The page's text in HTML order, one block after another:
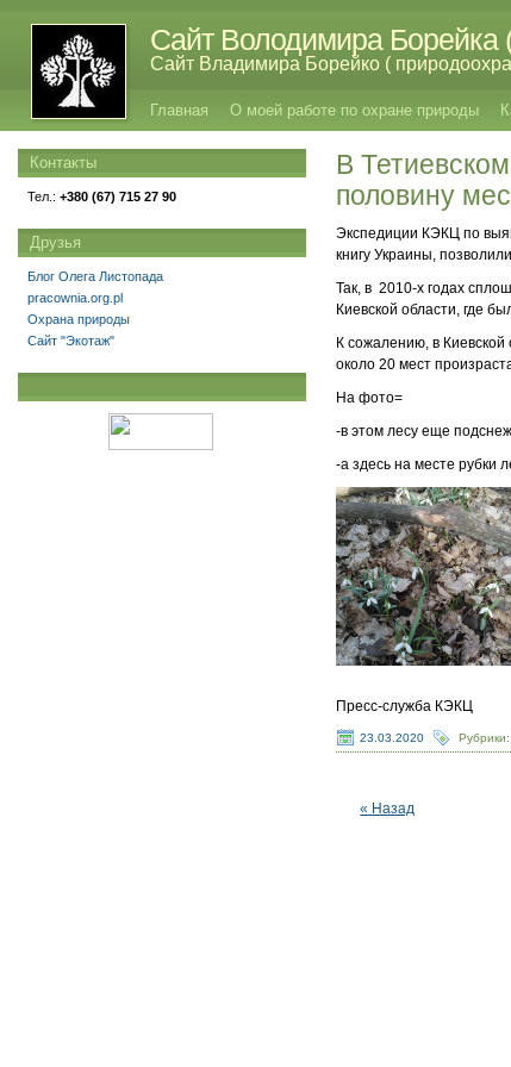
Сайт Володимира Борейка
Сайт Владимира Борейко (
Главная О моей работе по охране природы
В
половину
Экспедиции КЭКЦ по
книгу Украины,
Так, в 2010-х годах
Киевской области, где
К сожалению, в
около 20 мест
На фото=
-в этом лесу еще
-а здесь на месте рубки
Пресс-служба КЭКЦ
23.03.2020
« Назад
Контакты
Тел.: +380 (67) 715 27 90
Друзья
Блог Олега Листопада
pracownia.org.pl
Охрана природы
Сайт "Экотаж"